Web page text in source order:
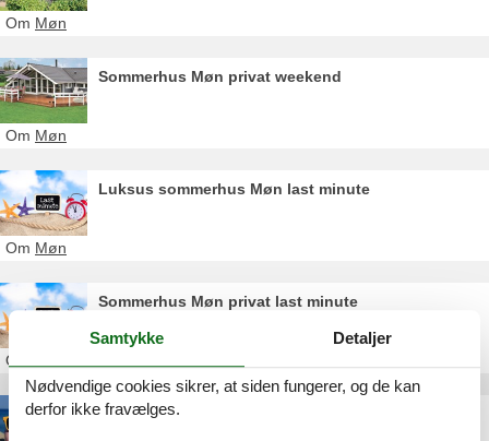
Om Møn
Sommerhus Møn privat weekend
Om Møn
Luksus sommerhus Møn last minute
Om Møn
Sommerhus Møn privat last minute
Om
Sommerhus Møn privat billig
Samtykke Detaljer
Nødvendige cookies sikrer, at siden fungerer, og de kan
derfor ikke fravælges.